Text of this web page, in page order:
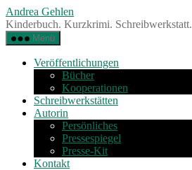
Zum
Inhalt
springen
Andrea Gehlen
Kinderbuch. Kurzkrimi. Schreibwerkstatt.
Menü
Veröffentlichungen
Bücher
Kooperationen
Schreibwerkstätten
Autorin
Persönliches
Pressespiegel
Presse-Kit
Kontakt